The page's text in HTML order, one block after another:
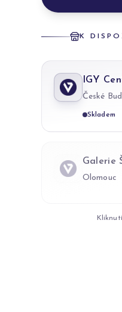
K
IGY
České
Skladem
Galerie
Olomouc